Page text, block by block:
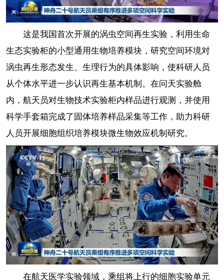
这是我国首次开展的涡虫空间再生实验，利用生命
生态实验柜的小型通用生物培养模块，研究空间环境对
涡虫再生形态发生、生理行为的具体影响，使科研人员
从个体水平进一步认识再生基本机制。在问天实验舱
内，航天员对生物技术实验柜内样品进行观测，并使用
科学手套箱完成了固体培养样品采集等工作，助力科研
人员开展细胞组织培养模块微生物效应机制研究。
在航天医学实验领域，乘组将上行的细胞实验单元